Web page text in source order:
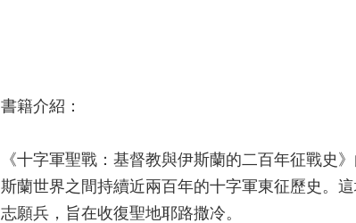
書籍介紹：
《十字軍聖戰：基督教與伊斯蘭的二百年征戰史
斯蘭世界之間持續近兩百年的十字軍東征歷史。
志願兵，旨在收復聖地耶路撒冷。